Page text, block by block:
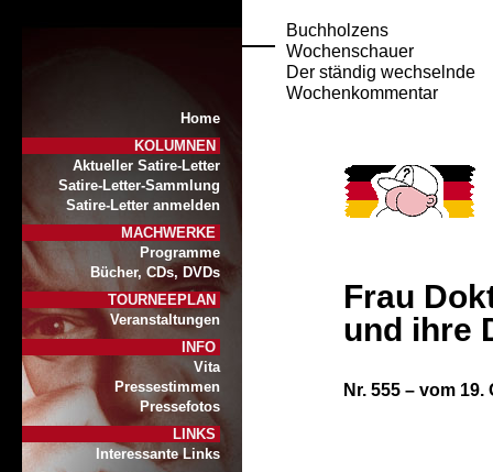
Home
KOLUMNEN
Aktueller Satire-Letter
Satire-Letter-Sammlung
Satire-Letter anmelden
MACHWERKE
Programme
Bücher, CDs, DVDs
TOURNEEPLAN
Veranstaltungen
INFO
Vita
Pressestimmen
Pressefotos
LINKS
Interessante Links
Buchholzens
Wochenschauer
Der ständig wechselnde
Wochenkommentar
Frau
und ihre
Nr. 555 – vom 19.